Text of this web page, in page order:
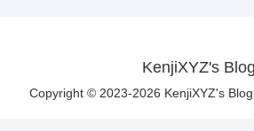
KenjiXYZ's Blog
Copyright © 2023-2026 KenjiXYZ's Blog